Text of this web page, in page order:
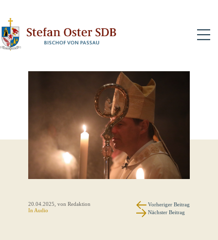
20.04.2025 , von Redaktion
In Audio
Vorheriger Beitrag
Nächster Beitrag